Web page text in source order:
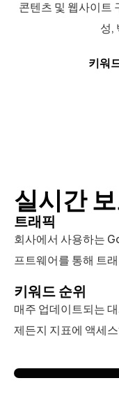
콘텐츠 및 웹사이트
성,
키워
실시간
트래픽
회사에서 사용하는
프트웨어를 통해 트
키워드 순위
매주 업데이트되는
제든지 지표에 액세